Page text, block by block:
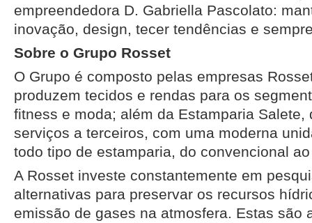
empreendedora D. Gabriella Pascolato:
inovação, design, tecer tendências e
Sobre o Grupo Rosset
O Grupo é composto pelas empresas
produzem tecidos e rendas para os
fitness e moda; além da Estamparia Salete,
serviços a terceiros, com uma moderna
todo tipo de estamparia, do convencional
A Rosset investe constantemente em
alternativas para preservar os recursos
emissão de gases na atmosfera. Estas são